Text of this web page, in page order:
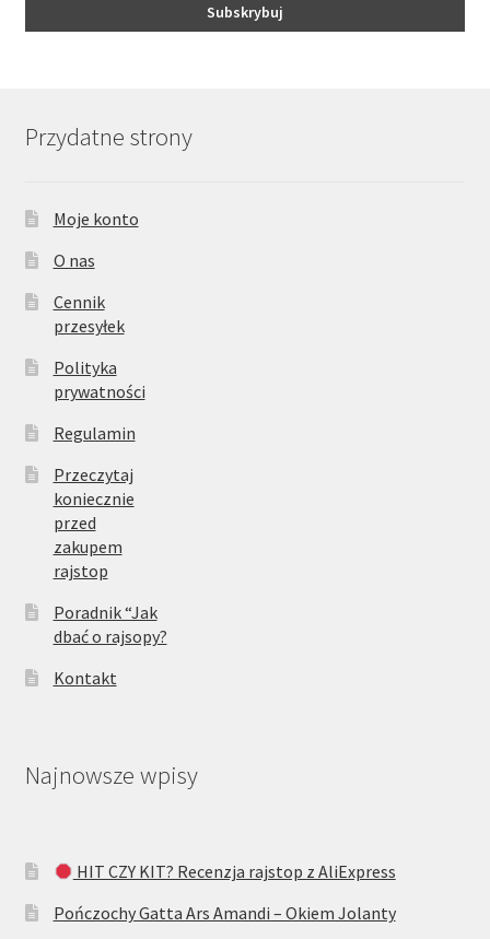
Przydatne strony
Moje konto
O nas
Cennik
przesyłek
Polityka
prywatności
Regulamin
Przeczytaj
koniecznie
przed
zakupem
rajstop
Poradnik “Jak
dbać o rajsopy?
Kontakt
Najnowsze wpisy
HIT CZY KIT? Recenzja rajstop z AliExpress
Pończochy Gatta Ars Amandi – Okiem Jolanty